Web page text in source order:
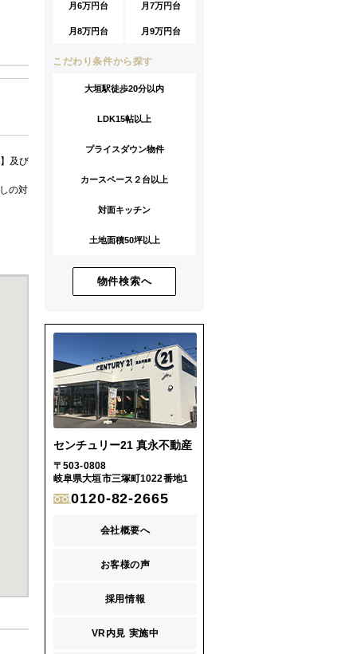
及び
の対
月6万円台 月7万円台
月8万円台 月9万円台
こだわり条件から探す
大垣駅徒歩20分以内
LDK15帖以上
プライスダウン物件
カースペース２台以上
対面キッチン
土地面積50坪以上
物件検索へ
センチュリー21 真永不動産
〒503-0808
岐阜県大垣市三塚町1022番地1
0120-82-2665
会社概要へ
お客様の声
採用情報
VR内見 実施中